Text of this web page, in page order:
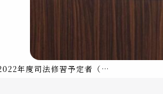
2022年度司法修習予定者（75期）向け事務所説明会を9/13、9/17に開催します。